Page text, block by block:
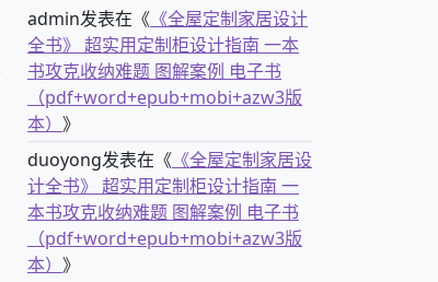
admin发表在《 《全屋定制家居设计
全书》 超实用定制柜设计指南 一本
书攻克收纳难题 图解案例 电子书
（pdf+word+epub+mobi+azw3版
本） 》
duoyong发表在《 《全屋定制家居设
计全书》 超实用定制柜设计指南 一
本书攻克收纳难题 图解案例 电子书
（pdf+word+epub+mobi+azw3版
本） 》